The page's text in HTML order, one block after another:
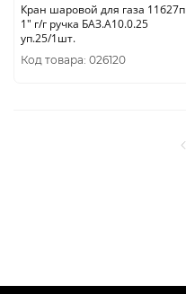
Кран шаровой для газа 11б27п
1" г/г ручка БАЗ.А10.0.25
уп.25/1шт.
Код товара: 026120